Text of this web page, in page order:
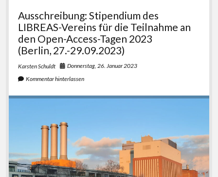
Satzung
Impressum
#L20J – Zwanzig Jahre LIBREAS. Library Ideas
instagram
blueskyemail-
form
github
Ausschreibung: Stipendium des
LIBREAS-Vereins für die Teilnahme an
den Open-Access-Tagen 2023
(Berlin, 27.-29.09.2023)
Karsten Schuldt
Donnerstag, 26. Januar 2023
Kommentar hinterlassen